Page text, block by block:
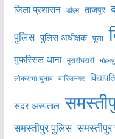
जिला प्रशासन डीएम ताजपुर
पुलिस पुलिस अधीक्षक पूसा
मुफस्सिल थाना मुसरीघरारी
लोकसभा चुनाव वारिसनगर
सदर अस्पताल
समस्तीपुर पुलिस